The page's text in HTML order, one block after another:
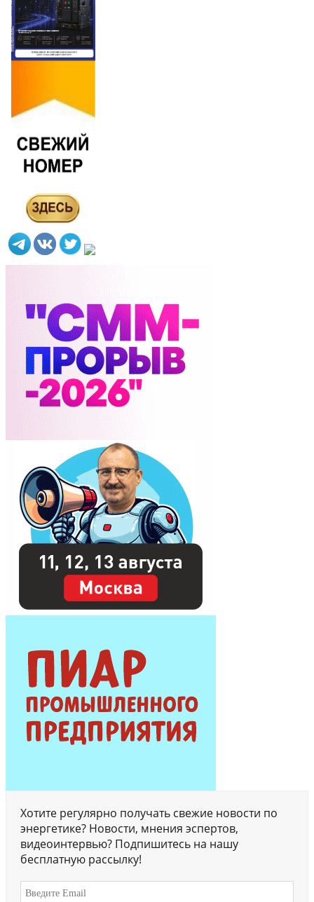
Хотите регулярно получать свежие новости по
энергетике? Новости, мнения эспертов,
видеоинтервью? Подпишитесь на нашу
бесплатную рассылку!